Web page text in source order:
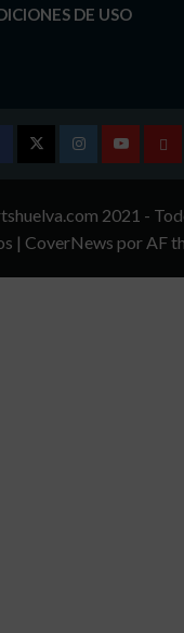
DE USO
InstagramYoutube
2021 -
| CoverNews por AF